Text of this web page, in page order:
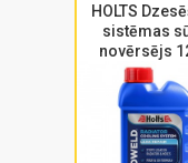
HOLTS
sistēmas
novērsējs